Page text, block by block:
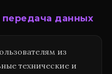
данных
из
технические и